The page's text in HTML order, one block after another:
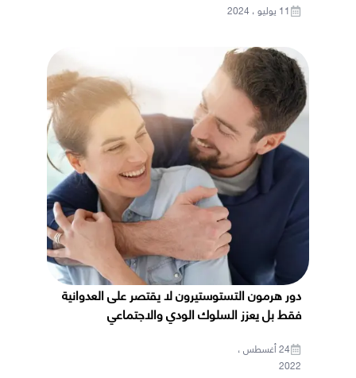
11 يوليو ، 2024
دور هرمون التستوستيرون لا يقتصر على العدوانية
فقط بل يعزز السلوك الودي والاجتماعي
24 أغسطس ،
2022